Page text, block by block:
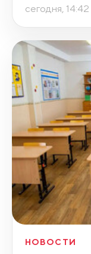
сегодня, 14:42
НОВОСТИ